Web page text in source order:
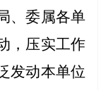
、委属各单
，压实工作
发动本单位